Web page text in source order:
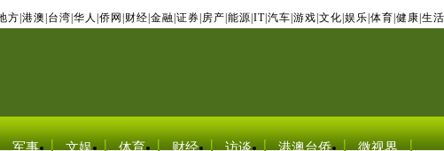
方 港澳 台湾 华人 侨网 财经 金融 证券 房产 能源 IT| 汽车 游戏 文化 娱乐 体育 健康 生活
军事 文娱 体育 财经 访谈 港澳台侨 微视界